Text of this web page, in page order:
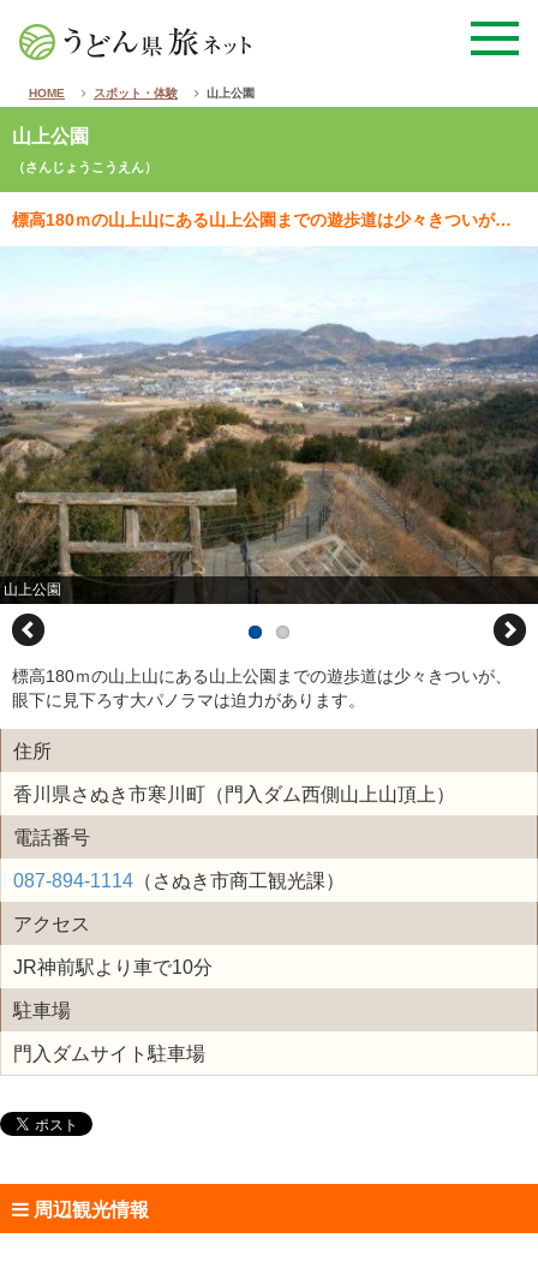
HOME スポット・体験 山上公園
山上公園
（さんじょうこうえん）
標高180ｍの山上山にある山上公園までの遊歩道は少々きついが、眼下に見下ろす大パノラマは迫力がありま…
山上公園
標高180ｍの山上山にある山上公園までの遊歩道は少々きついが、
眼下に見下ろす大パノラマは迫力があります。
住所
香川県さぬき市寒川町（門入ダム西側山上山頂上）
電話番号
087-894-1114 （さぬき市商工観光課）
アクセス
JR神前駅より車で10分
駐車場
門入ダムサイト駐車場
周辺観光情報